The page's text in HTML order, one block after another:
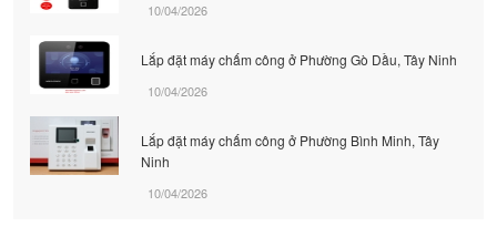
10/04/2026
Lắp đặt máy chấm công ở Phường Gò Dầu, Tây Ninh
10/04/2026
Lắp đặt máy chấm công ở Phường Bình Minh, Tây
Ninh
10/04/2026